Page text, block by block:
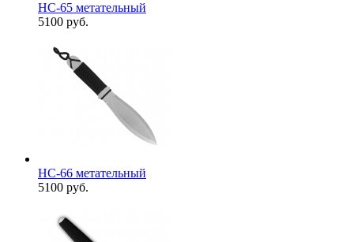
НС-65 метательный
5100 руб.
НС-66 метательный
5100 руб.